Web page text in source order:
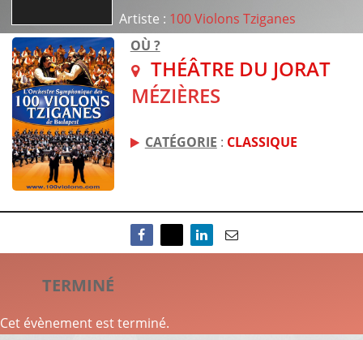
Artiste : 100 Violons Tziganes
OÙ ?
THÉÂTRE DU JORAT
MÉZIÈRES
CATÉGORIE : CLASSIQUE
TERMINÉ
Cet évènement est terminé.